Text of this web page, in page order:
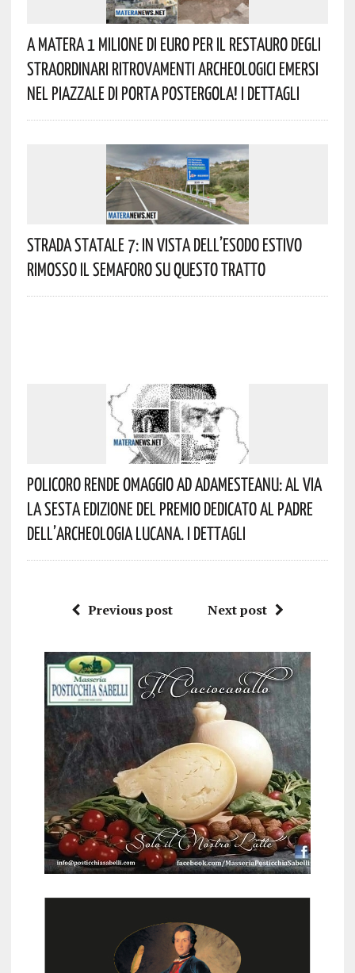
A Matera 1 Milione Di Euro Per Il Restauro Degli
Straordinari Ritrovamenti Archeologici Emersi
Nel Piazzale Di Porta Postergola! I Dettagli
Strada Statale 7: In Vista Dell’esodo Estivo
Rimosso Il Semaforo Su Questo Tratto
Policoro Rende Omaggio Ad Adamesteanu: Al Via
La Sesta Edizione Del Premio Dedicato Al Padre
Dell’archeologia Lucana. I Dettagli
Previous post Next post